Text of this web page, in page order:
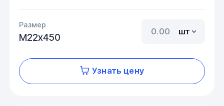
Размер
М22х450
шт
Узнать цену